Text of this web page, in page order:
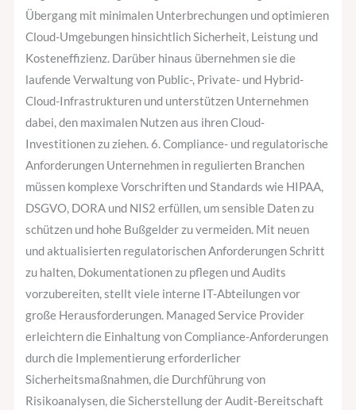
Übergang mit minimalen Unterbrechungen und optimieren
Cloud-Umgebungen hinsichtlich Sicherheit, Leistung und
Kosteneffizienz. Darüber hinaus übernehmen sie die
laufende Verwaltung von Public-, Private- und Hybrid-
Cloud-Infrastrukturen und unterstützen Unternehmen
dabei, den maximalen Nutzen aus ihren Cloud-
Investitionen zu ziehen. 6. Compliance- und regulatorische
Anforderungen Unternehmen in regulierten Branchen
müssen komplexe Vorschriften und Standards wie HIPAA,
DSGVO, DORA und NIS2 erfüllen, um sensible Daten zu
schützen und hohe Bußgelder zu vermeiden. Mit neuen
und aktualisierten regulatorischen Anforderungen Schritt
zu halten, Dokumentationen zu pflegen und Audits
vorzubereiten, stellt viele interne IT-Abteilungen vor
große Herausforderungen. Managed Service Provider
erleichtern die Einhaltung von Compliance-Anforderungen
durch die Implementierung erforderlicher
Sicherheitsmaßnahmen, die Durchführung von
Risikoanalysen, die Sicherstellung der Audit-Bereitschaft